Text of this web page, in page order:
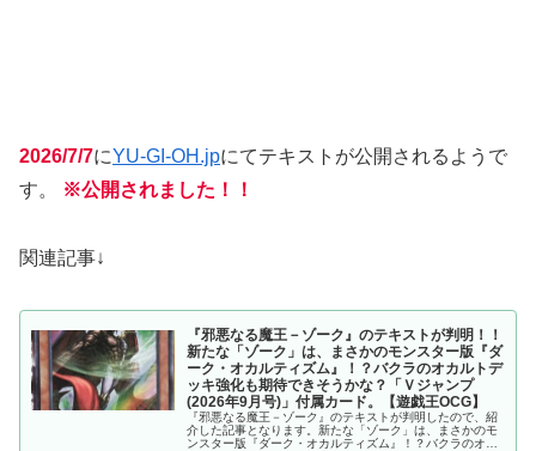
2026/7/7にYU-GI-OH.jpにてテキストが公開されるようで
す。
※公開されました！！
関連記事↓
『邪悪なる魔王－ゾーク』のテキストが判明！！
新たな「ゾーク」は、まさかのモンスター版『ダ
ーク・オカルティズム』！？バクラのオカルトデ
ッキ強化も期待できそうかな？「Ｖジャンプ
(2026年9月号)」付属カード。【遊戯王OCG】
『邪悪なる魔王－ゾーク』のテキストが判明したので、紹
介した記事となります。新たな「ゾーク」は、まさかのモ
ンスター版『ダーク・オカルティズム』！？バクラのオカ